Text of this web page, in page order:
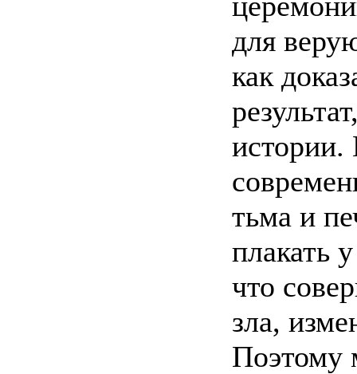
для
как
истории.
тьма и
плакать
что
зла,
Поэтому